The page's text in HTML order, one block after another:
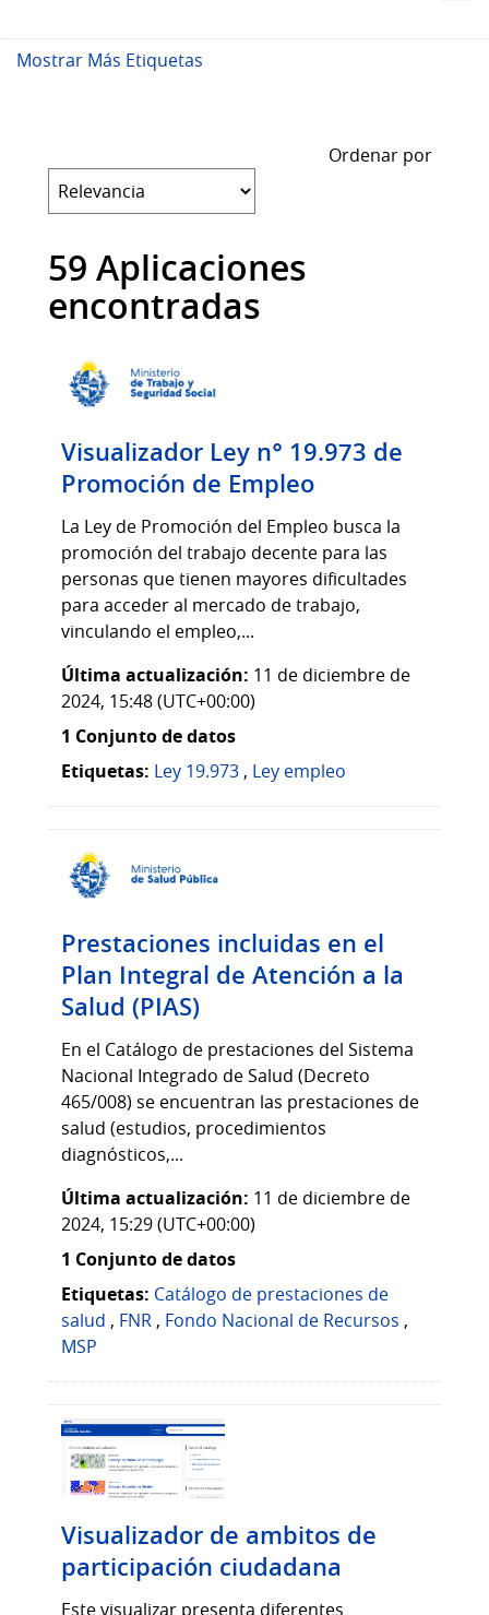
Mostrar Más Etiquetas
Ordenar por
59 Aplicaciones
encontradas
Visualizador Ley n° 19.973 de
Promoción de Empleo
La Ley de Promoción del Empleo busca la
promoción del trabajo decente para las
personas que tienen mayores dificultades
para acceder al mercado de trabajo,
vinculando el empleo,...
Última actualización: 11 de diciembre de
2024, 15:48 (UTC+00:00)
1 Conjunto de datos
Etiquetas: Ley 19.973 , Ley empleo
Prestaciones incluidas en el
Plan Integral de Atención a la
Salud (PIAS)
En el Catálogo de prestaciones del Sistema
Nacional Integrado de Salud (Decreto
465/008) se encuentran las prestaciones de
salud (estudios, procedimientos
diagnósticos,...
Última actualización: 11 de diciembre de
2024, 15:29 (UTC+00:00)
1 Conjunto de datos
Etiquetas: Catálogo de prestaciones de
salud , FNR , Fondo Nacional de Recursos ,
MSP
Visualizador de ambitos de
participación ciudadana
Este visualizar presenta diferentes